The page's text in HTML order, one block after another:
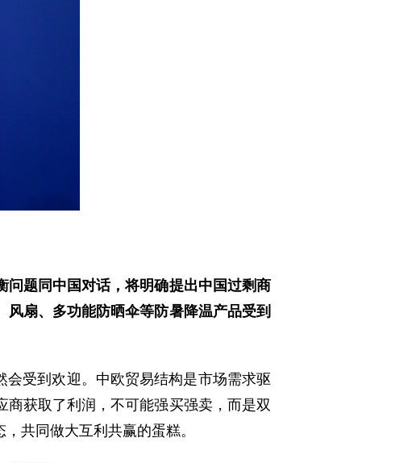
问题同中国对话，将明确提出中国过剩商
扇、多功能防晒伞等防暑降温产品受到
会受到欢迎。中欧贸易结构是市场需求驱
获取了利润，不可能强买强卖，而是双
共同做大互利共赢的蛋糕。